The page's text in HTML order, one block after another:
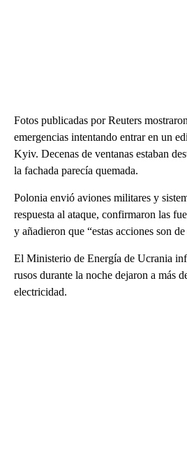
Fotos publicadas por Reuters
emergencias intentando entrar en un
Kyiv. Decenas de ventanas estaban
la fachada parecía quemada.
Polonia envió aviones militares y
respuesta al ataque, confirmaron las
y añadieron que “estas acciones son
El Ministerio de Energía de Ucrania
rusos durante la noche dejaron a más
electricidad.